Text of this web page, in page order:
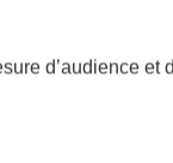
d’audience et